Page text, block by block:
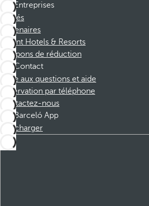
Entreprises
Affiliés
Partenaires
Dorint Hotels & Resorts
Coupons de réduction
Contact
Foire aux questions et aide
Réservation par téléphone
Contactez-nous
Barceló App
Télécharger